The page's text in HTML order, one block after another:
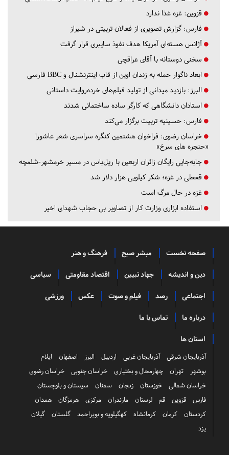
قزوین: غزه غذا ندارد
فارس: گزارش تصویری از فعالان تربیتی در شیراز
آژانس هسته‌ای آمریکا هدف نفوذ سایبری قرار گرفت
سخنی دوستانه با آقای عراقچی
ابعاد ناگوار حمله به زندان اوین از قاب اینترنشنال و BBC فارسی
البرز: بازدید میدانی از تولید فیلم‌های خرده‌روایت داستانی
استادان دانشگاهی که کارگر ساده ساختمانی شدند
فارس: حسینیه تربیت برگزار می‌کند
خراسان رضوی: فراخوان هشتمین کنگره سراسری شعر عاشورا
«حنجره های سرخ»
جابه‌جایی رایگان زائران اربعین با ریل‌باس در مسیر خرمشهر-شلمچه
قحطی در غزه؛ شکر کیلویی هزار دلار شد
غزه در حال مرگ است
استفاده ابزاری وزارت کار از تصاویر بی حجاب شهدای اخیر
صفحه نخست مبشر صبح فرهنگ و هنر
دین و اندیشه جهاد تبیین اقتصاد مقاومتی سیاسی
اجتماعی رصد فیلم و صوت عکس ورزشی
درباره ما تماس با ما
استان ها
آذربایجان شرقی آذربایجان غربی اردبیل البرز اصفهان
ایلام
بوشهر
تهران چهارمحال و بختیاری خراسان جنوبی
خراسان رضوی
خراسان شمالی
خوزستان زنجان سمنان
سیستان و بلوچستان
فارس
قزوین قم لرستان مازندران مرکزی هرمزگان
همدان
کردستان
کرمان کرمانشاه کهگیلویه و بویراحمد گلستان
گیلان
یزد